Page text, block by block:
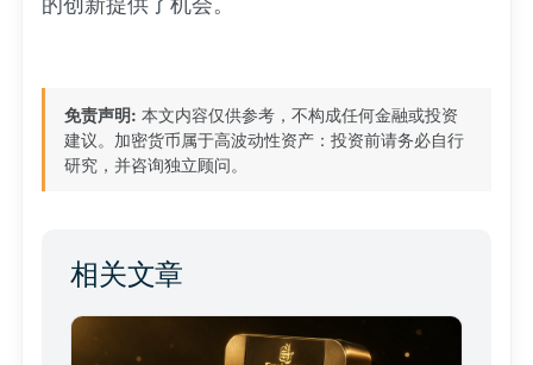
免责声明: 本文内容仅供参考，不构成任何金融或投资
建议。加密货币属于高波动性资产：投资前请务必自行
研究，并咨询独立顾问。
相关文章